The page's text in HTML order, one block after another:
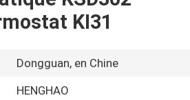
KI31
Dongguan, en Chine
HENGHAO